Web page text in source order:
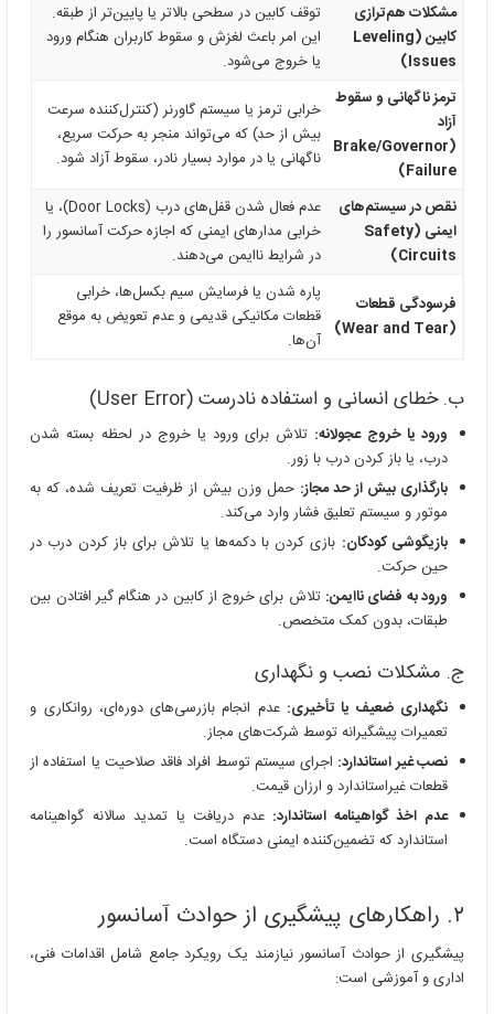
مشکلات هم‌ترازی
کابین (Leveling
Issues)
توقف کابین در سطحی بالاتر یا پایین‌تر از طبقه.
این امر باعث لغزش و سقوط کاربران هنگام ورود
یا خروج می‌شود.
ترمز ناگهانی و سقوط
آزاد
(Brake/Governor
Failure)
خرابی ترمز یا سیستم گاورنر (کنترل‌کننده سرعت
بیش از حد) که می‌تواند منجر به حرکت سریع،
ناگهانی یا در موارد بسیار نادر، سقوط آزاد شود.
نقص در سیستم‌های
ایمنی (Safety
Circuits)
عدم فعال شدن قفل‌های درب (Door Locks)، یا
خرابی مدارهای ایمنی که اجازه حرکت آسانسور را
در شرایط ناایمن می‌دهند.
فرسودگی قطعات
(Wear and Tear)
پاره شدن یا فرسایش سیم بکسل‌ها، خرابی
قطعات مکانیکی قدیمی و عدم تعویض به موقع
آن‌ها.
ب. خطای انسانی و استفاده نادرست (User Error)
ورود یا خروج عجولانه: تلاش برای ورود یا خروج در لحظه بسته شدن
درب، یا باز کردن درب با زور.
بارگذاری بیش از حد مجاز: حمل وزن بیش از ظرفیت تعریف شده، که به
موتور و سیستم تعلیق فشار وارد می‌کند.
بازیگوشی کودکان: بازی کردن با دکمه‌ها یا تلاش برای باز کردن درب در
حین حرکت.
ورود به فضای ناایمن: تلاش برای خروج از کابین در هنگام گیر افتادن بین
طبقات، بدون کمک متخصص.
ج. مشکلات نصب و نگهداری
نگهداری ضعیف یا تأخیری: عدم انجام بازرسی‌های دوره‌ای، روانکاری و
تعمیرات پیشگیرانه توسط شرکت‌های مجاز.
نصب غیر استاندارد: اجرای سیستم توسط افراد فاقد صلاحیت یا استفاده از
قطعات غیراستاندارد و ارزان قیمت.
عدم اخذ گواهینامه استاندارد: عدم دریافت یا تمدید سالانه گواهینامه
استاندارد که تضمین‌کننده ایمنی دستگاه است.
۲. راهکارهای پیشگیری از حوادث آسانسور
پیشگیری از حوادث آسانسور نیازمند یک رویکرد جامع شامل اقدامات فنی،
اداری و آموزشی است: